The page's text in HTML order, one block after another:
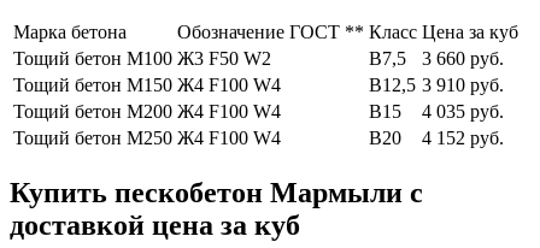
Марка бетона Обозначение ГОСТ ** Класс Цена за куб
Тощий бетон М100 Ж3 F50 W2 В7,5
3 660 руб.
Тощий бетон М150 Ж4 F100 W4 В12,5 3 910 руб.
Тощий бетон М200 Ж4 F100 W4 В15
4 035 руб.
Тощий бетон М250 Ж4 F100 W4 В20 4 152 руб.
Купить пескобетон Мармыли с
доставкой цена за куб